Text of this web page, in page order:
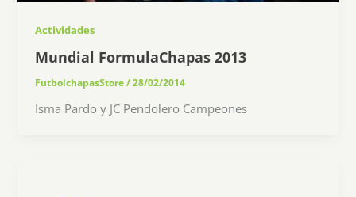
Actividades
Mundial FormulaChapas 2013
FutbolchapasStore/28/02/2014
Isma Pardo y JC Pendolero Campeones